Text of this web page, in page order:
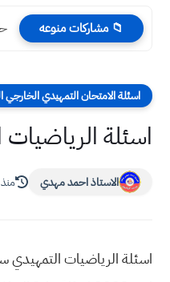
📁 مشاركات منوعه
اسئلة الامتحان التمهيدي
اسئلة الرياضيات
الاستاذ احمد مهدي منذ 4 سنة